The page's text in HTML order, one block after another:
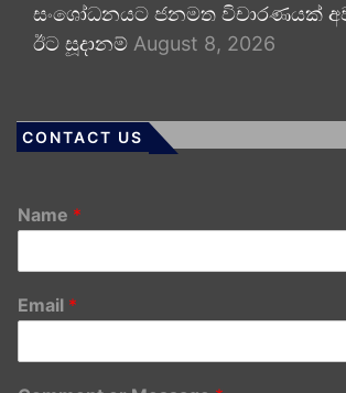
සංශෝධනයට ජනමත විචාරණයක්
ඊට සූදානම් August 8, 2026
CONTACT US
Name *
Email *